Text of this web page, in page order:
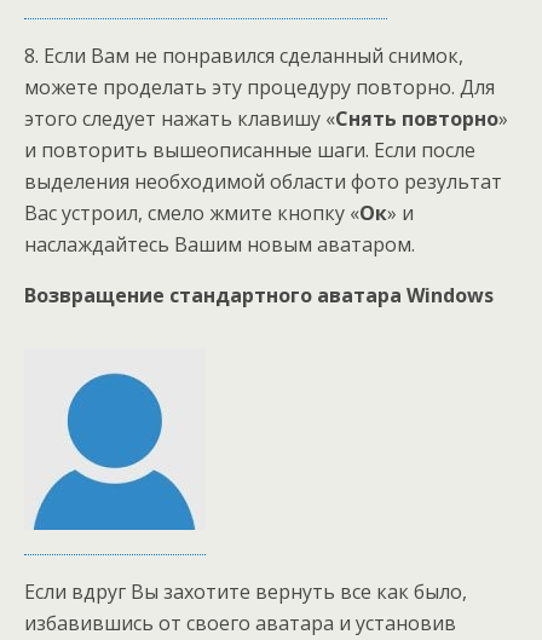
8. Если Вам не понравился сделанный снимок,
можете проделать эту процедуру повторно. Для
этого следует нажать клавишу «Снять повторно»
и повторить вышеописанные шаги. Если после
выделения необходимой области фото результат
Вас устроил, смело жмите кнопку «Ок» и
наслаждайтесь Вашим новым аватаром.
Возвращение стандартного аватара Windows
Если вдруг Вы захотите вернуть все как было,
избавившись от своего аватара и установив